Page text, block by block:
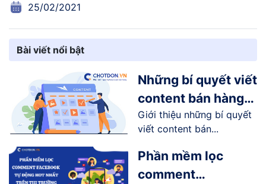
25/02/2021
Bài viết nổi bật
Những bí quyết viết
content bán hàng
online trên
Facebook
Giới thiệu những bí quyết
viết content bán...
Phần mềm lọc
comment